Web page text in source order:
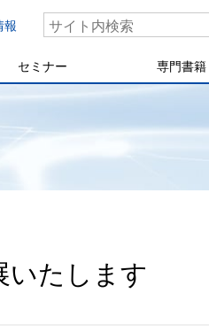
報
セミナー 専門書籍
いたします